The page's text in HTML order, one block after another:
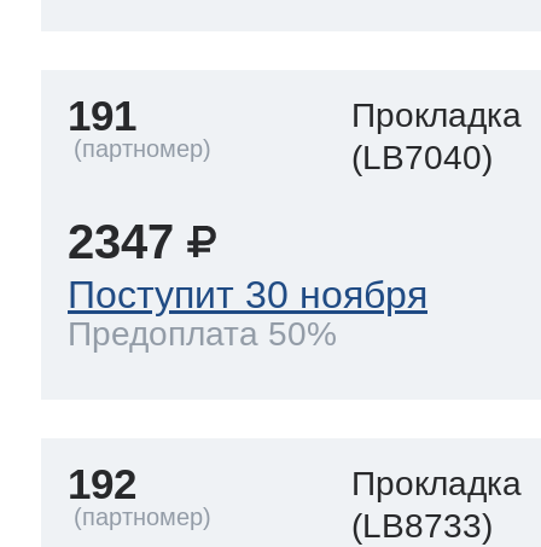
191
Прокладка
(LB7040)
2347
Поступит 30 ноября
Предоплата 50%
192
Прокладка
(LB8733)